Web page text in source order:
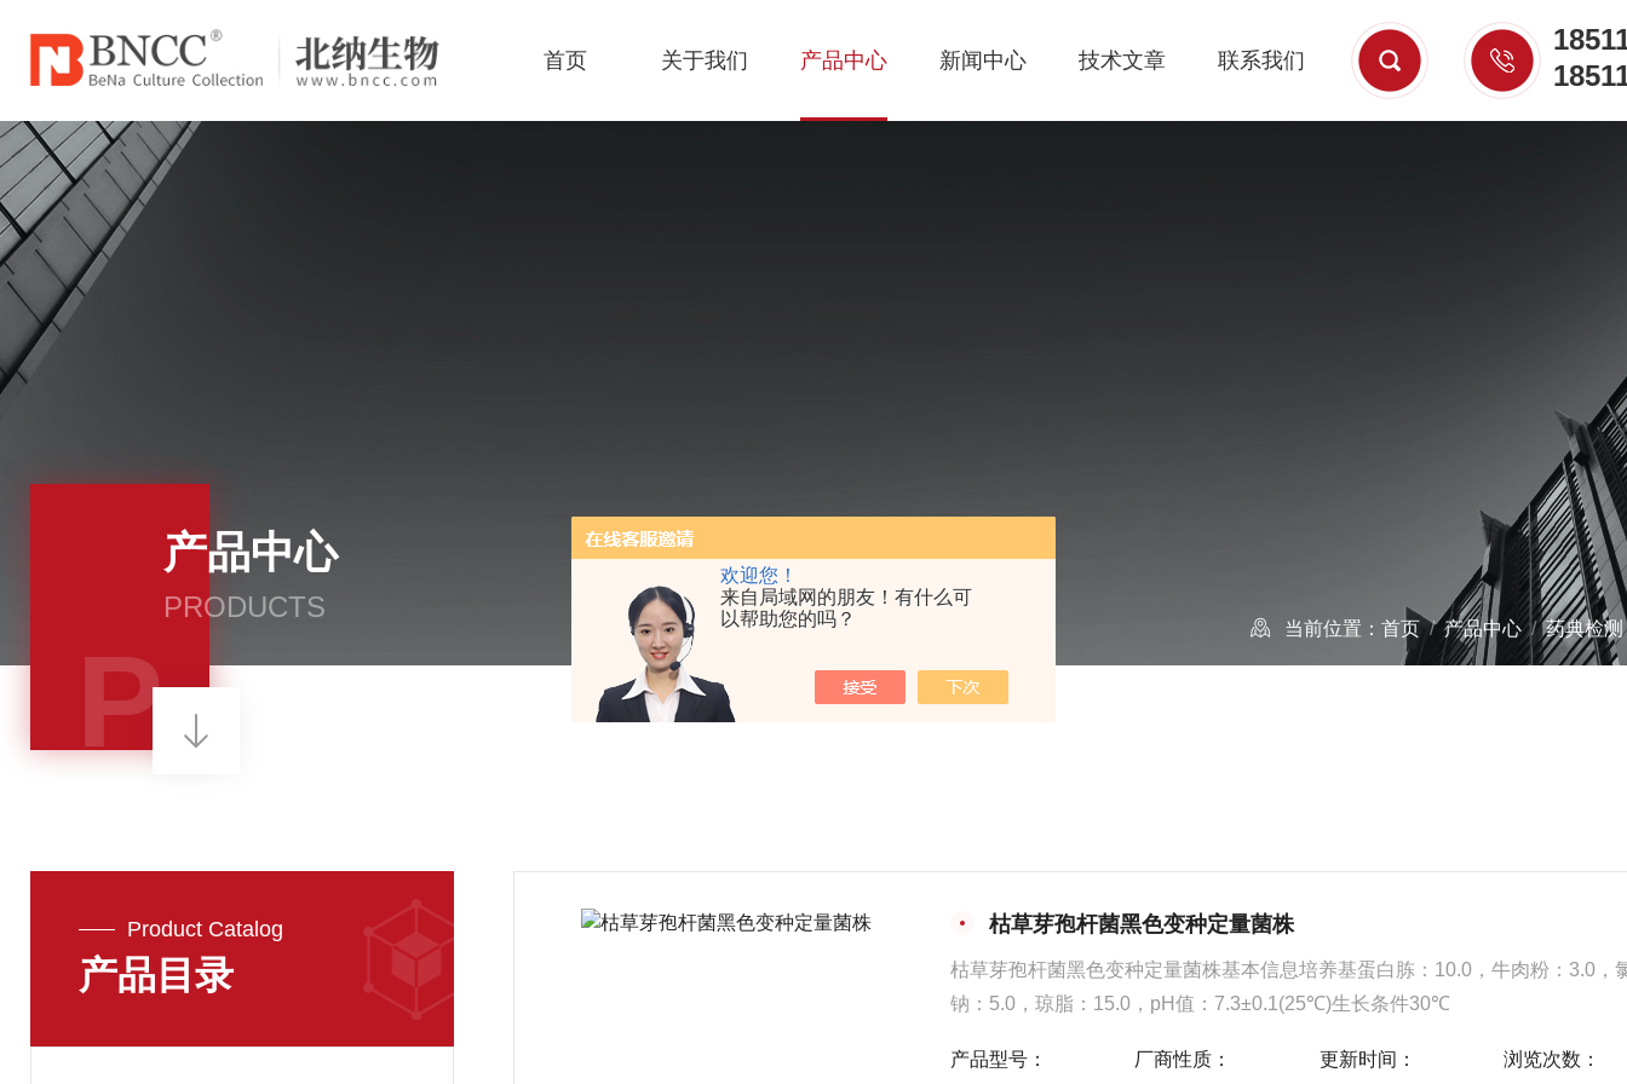
欢迎您！
来自局域网的朋友！有什么可
以帮助您的吗？
首页 关于我们 产品中心 新闻中心 技术文章 联系我们
产品中心
PRODUCTS
P 当前位置： 首页 / 产品中心/药典检测
Product Catalog
产品目录
枯草芽孢杆菌黑色变种定量菌株
枯草芽孢杆菌黑色变种定量菌株基本信息培养基蛋白胨：10.0，牛肉粉：3.0，
钠：5.0，琼脂：15.0，pH值：7.3±0.1(25℃)生长条件30℃
产品型号： 厂商性质： 更新时间： 浏览次数：